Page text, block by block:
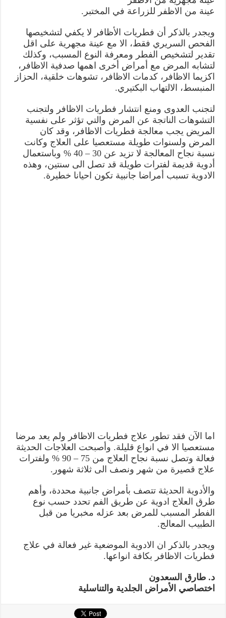
عينة من الاظفر للزراعة في المختبر.
ويجدر بالذكر أن فطريات الأظافر لا يكفي لتشخيصها
الفحص السريري فقط، الا مع عينة مجهرية على اقل
تقدير لتشخيص الفطر ومعرفة النوع المسبب، وكذلك
لتشابه المرض مع أمراض أخرى اهمها صدفية الاظافر،
اكزيما الاظافر، كدمات الاظافر، تشوهات خلقية، الحزاز
المنبسط، الالتهاب البكتيري.
لتجنب العدوى ومنع انتشار فطريات الاظافر ولتجنب
التشوهات الناتجة عن المرض والتي تؤثر على نفسية
المريض يجب معالجة فطريات الاظافر، وقد كان
المرض ولسنوات طويلة مستعصيا على العلاج وكانت
نسبة نجاح المعالجة لا تزيد عن 30 – 40 % وباستعمال
أدوية قديمة لفترات طويلة قد تصل الى سنتين، وهذه
الادوية تسبب أمراضا جانبية تكون احيانا خطيرة.
اما الآن فقد تطور علاج فطريات الاظافر ولم يعد مرضا
مستعصيا الا في انواع قليلة. وأصبحت العلاجات الحديثة
فعالة وتصل نسبة نجاح العلاج من 75 – 90 % ولفترات
علاج قصيرة من شهر ونصف الى ثلاثة شهور.
والأدوية الحديثة تتصف بأمراض جانبية محددة، وأهم
طرق العلاج ادوية عن طريق الفم تحدد حسب نوع
الفطر المسبب للمرض بعد عزله مخبريا من قبل
الطبيب المعالج.
ويجدر بالذكر ان الادوية الموضعية غير فعالة في علاج
فطريات الاظافر بكافة انواعها.
د. طارق السعدون
اختصاصي الأمراض الجلدية والتناسلية